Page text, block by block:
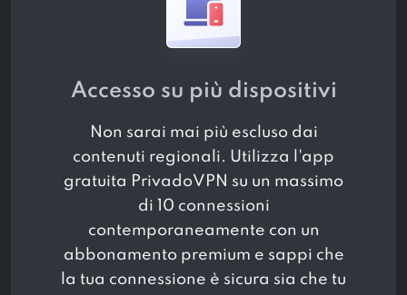
Accesso su più dispositivi
Non sarai mai più escluso dai
contenuti regionali. Utilizza l'app
gratuita PrivadoVPN su un massimo
di 10 connessioni
contemporaneamente con un
abbonamento premium e sappi che
la tua connessione è sicura sia che tu